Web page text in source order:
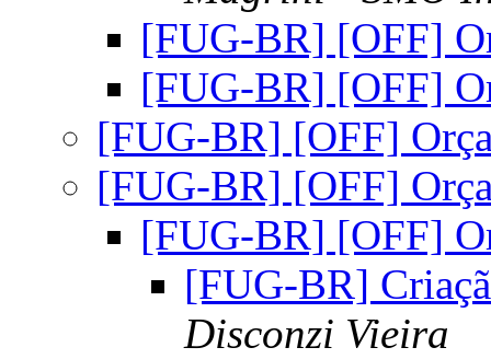
[FUG-BR] [OFF]
[FUG-BR] [OFF]
[FUG-BR] [OFF]
[FUG-BR] [OFF]
[FUG-BR] [OFF]
[FUG-BR]
Disconzi Vieira